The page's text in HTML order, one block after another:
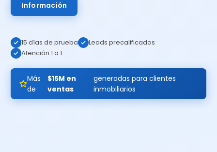
Información
15 días de prueba
Leads precalificados
Atención 1 a 1
Más
de
$15M en
ventas
generadas para clientes
inmobiliarios